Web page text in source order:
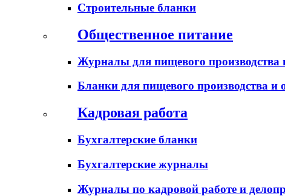
Строительные бланки
Общественное питание
Журналы для пищевого производства
Бланки для пищевого производства и
Кадровая работа
Бухгалтерские бланки
Бухгалтерские журналы
Журналы по кадровой работе и